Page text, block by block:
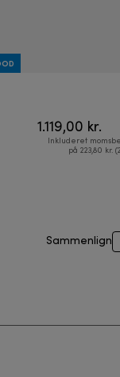
1.119,00 kr.
Inkluderet
på 223,80 kr.
Sammenlign